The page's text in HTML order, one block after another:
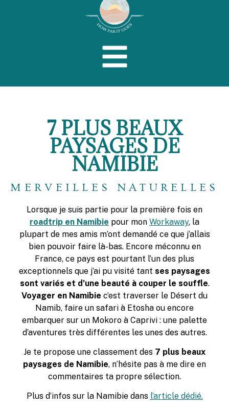
7 PLUS BEAUX
PAYSAGES DE
NAMIBIE
MERVEILLES NATURELLES
Lorsque je suis partie pour la première fois en
roadtrip en Namibie pour mon Workaway, la
plupart de mes amis m’ont demandé ce que j’allais
bien pouvoir faire là-bas. Encore méconnu en
France, ce pays est pourtant l’un des plus
exceptionnels que j’ai pu visité tant ses paysages
sont variés et d’une beauté à couper le souffle.
Voyager en Namibie c’est traverser le Désert du
Namib, faire un safari à Etosha ou encore
embarquer sur un Mokoro à Caprivi : une palette
d’aventures très différentes les unes des autres.
Je te propose une classement des 7 plus beaux
paysages de Namibie, n’hésite pas à me dire en
commentaires ta propre sélection.
Plus d’infos sur la Namibie dans l’article dédié.